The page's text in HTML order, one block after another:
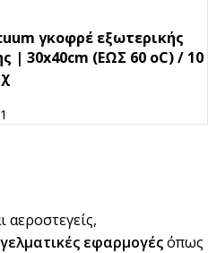
γκοφρέ εξωτερικής
| 30x40cm (ΕΩΣ 60 oC) / 10
αεροστεγείς,
εφαρμογέςόπως